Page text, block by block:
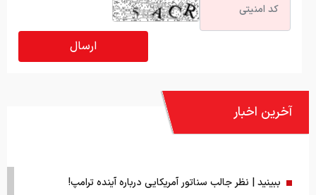
آخرین اخبار
ببینید | نظر جالب سناتور آمریکایی درباره آینده ترامپ!